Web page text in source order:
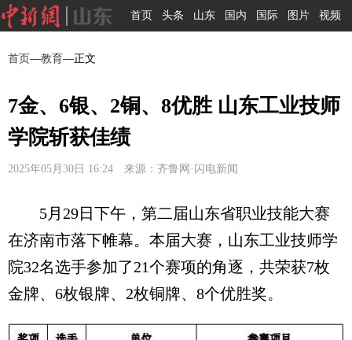
首页 头条 山东 国内 国际 图片 视频
首页—教育—正文
7金、6银、2铜、8优胜 山东工业技师
学院斩获佳绩
2025年05月30日 16:24 来源：齐鲁网·闪电新闻
5月29日下午，第二届山东省职业技能大赛
在济南市落下帷幕。本届大赛，山东工业技师学
院32名选手参加了21个赛项的角逐，共荣获7枚
金牌、6枚银牌、2枚铜牌、8个优胜奖。